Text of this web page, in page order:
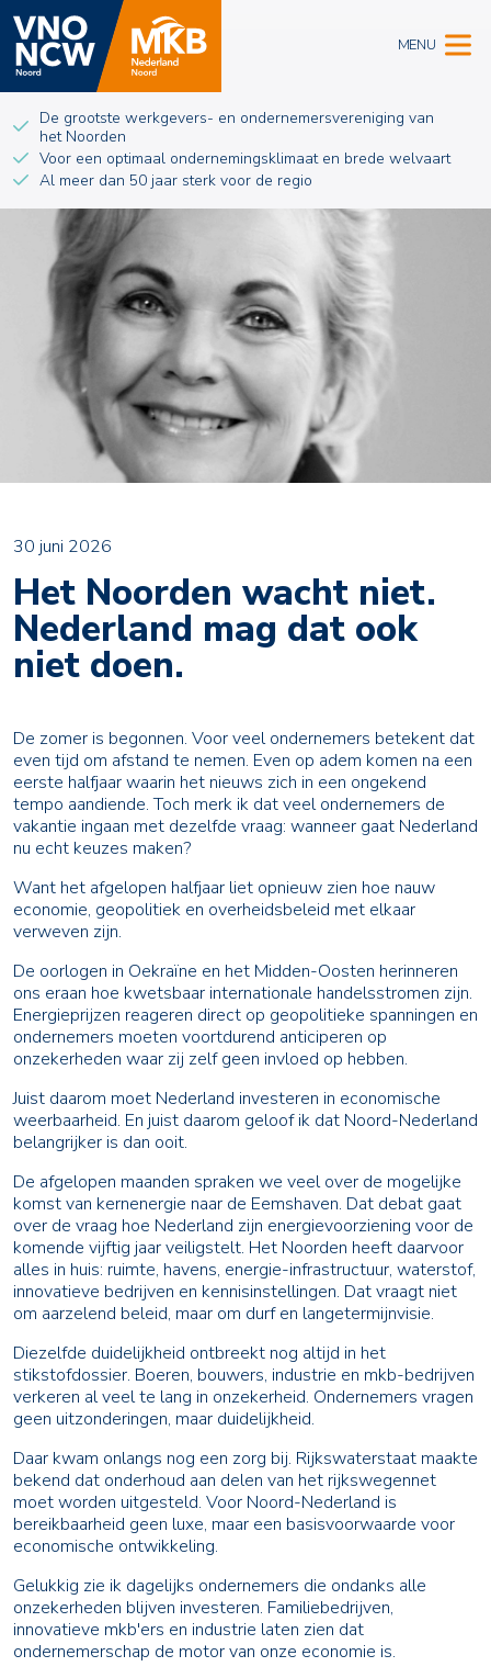
MENU
De grootste werkgevers- en ondernemersvereniging van
het Noorden
Voor een optimaal ondernemingsklimaat en brede welvaart
Al meer dan 50 jaar sterk voor de regio
30 juni 2026
Het Noorden wacht niet.
Nederland mag dat ook
niet doen.
De zomer is begonnen. Voor veel ondernemers betekent dat
even tijd om afstand te nemen. Even op adem komen na een
eerste halfjaar waarin het nieuws zich in een ongekend
tempo aandiende. Toch merk ik dat veel ondernemers de
vakantie ingaan met dezelfde vraag: wanneer gaat Nederland
nu echt keuzes maken?
Want het afgelopen halfjaar liet opnieuw zien hoe nauw
economie, geopolitiek en overheidsbeleid met elkaar
verweven zijn.
De oorlogen in Oekraïne en het Midden-Oosten herinneren
ons eraan hoe kwetsbaar internationale handelsstromen zijn.
Energieprijzen reageren direct op geopolitieke spanningen en
ondernemers moeten voortdurend anticiperen op
onzekerheden waar zij zelf geen invloed op hebben.
Juist daarom moet Nederland investeren in economische
weerbaarheid. En juist daarom geloof ik dat Noord-Nederland
belangrijker is dan ooit.
De afgelopen maanden spraken we veel over de mogelijke
komst van kernenergie naar de Eemshaven. Dat debat gaat
over de vraag hoe Nederland zijn energievoorziening voor de
komende vijftig jaar veiligstelt. Het Noorden heeft daarvoor
alles in huis: ruimte, havens, energie-infrastructuur, waterstof,
innovatieve bedrijven en kennisinstellingen. Dat vraagt niet
om aarzelend beleid, maar om durf en langetermijnvisie.
Diezelfde duidelijkheid ontbreekt nog altijd in het
stikstofdossier. Boeren, bouwers, industrie en mkb-bedrijven
verkeren al veel te lang in onzekerheid. Ondernemers vragen
geen uitzonderingen, maar duidelijkheid.
Daar kwam onlangs nog een zorg bij. Rijkswaterstaat maakte
bekend dat onderhoud aan delen van het rijkswegennet
moet worden uitgesteld. Voor Noord-Nederland is
bereikbaarheid geen luxe, maar een basisvoorwaarde voor
economische ontwikkeling.
Gelukkig zie ik dagelijks ondernemers die ondanks alle
onzekerheden blijven investeren. Familiebedrijven,
innovatieve mkb'ers en industrie laten zien dat
ondernemerschap de motor van onze economie is.